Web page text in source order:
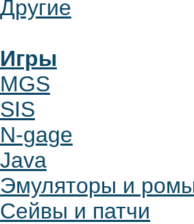
Другие
Игры
MGS
SIS
N-gage
Java
Эмуляторы и
Сейвы и патчи